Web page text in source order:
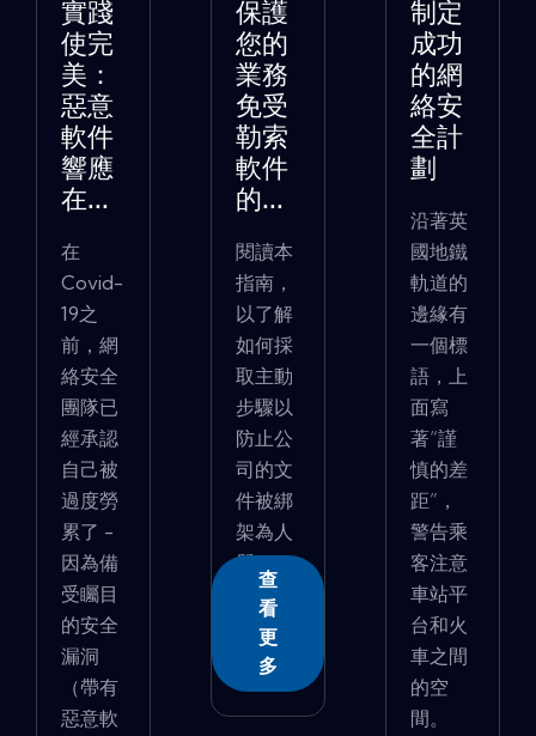
實踐
使完
美：
惡意
軟件
響應
在...
在
Covid-
19之
前，網
絡安全
團隊已
經承認
自己被
過度勞
累了 -
因為備
受矚目
的安全
漏洞
（帶有
惡意軟
保護
您的
業務
免受
勒索
軟件
的...
閱讀本
指南，
以了解
如何採
取主動
步驟以
防止公
司的文
件被綁
架為人
質。
查
看
更
多
制定
成功
的網
絡安
全計
劃
沿著英
國地鐵
軌道的
邊緣有
一個標
語，上
面寫
著“謹
慎的差
距”，
警告乘
客注意
車站平
台和火
車之間
的空
間。